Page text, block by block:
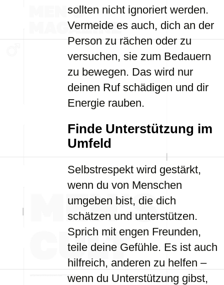
sollten nicht ignoriert werden.
Vermeide es auch, dich an der
Person zu rächen oder zu
versuchen, sie zum Bedauern
zu bewegen. Das wird nur
deinen Ruf schädigen und dir
Energie rauben.
Finde Unterstützung im
Umfeld
Selbstrespekt wird gestärkt,
wenn du von Menschen
umgeben bist, die dich
schätzen und unterstützen.
Sprich mit engen Freunden,
teile deine Gefühle. Es ist auch
hilfreich, anderen zu helfen –
wenn du Unterstützung gibst,